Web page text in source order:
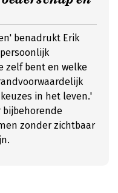
benadrukt Erik
zelf bent en welke
in het leven.'
bijbehorende
zonder zichtbaar